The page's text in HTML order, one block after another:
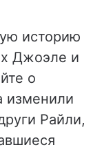
историю
Джоэле и
о
изменили
Райли,